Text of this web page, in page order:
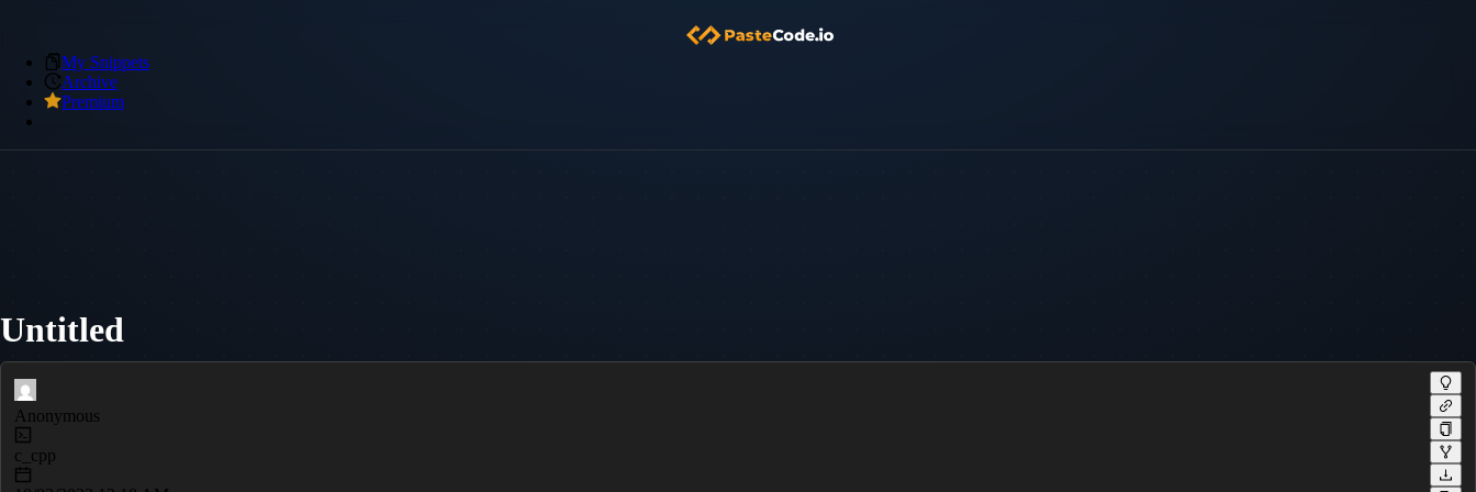
My Snippets
Archive
Premium
Untitled
Anonymous
c_cpp